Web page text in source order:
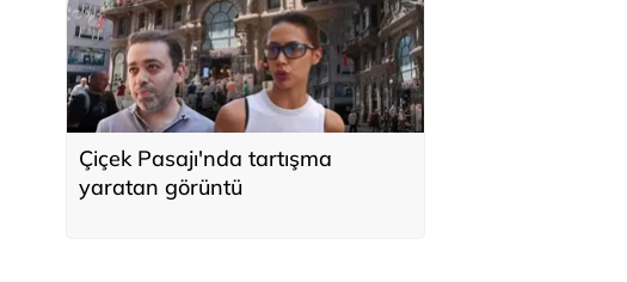
Çiçek Pasajı'nda tartışma
yaratan görüntü